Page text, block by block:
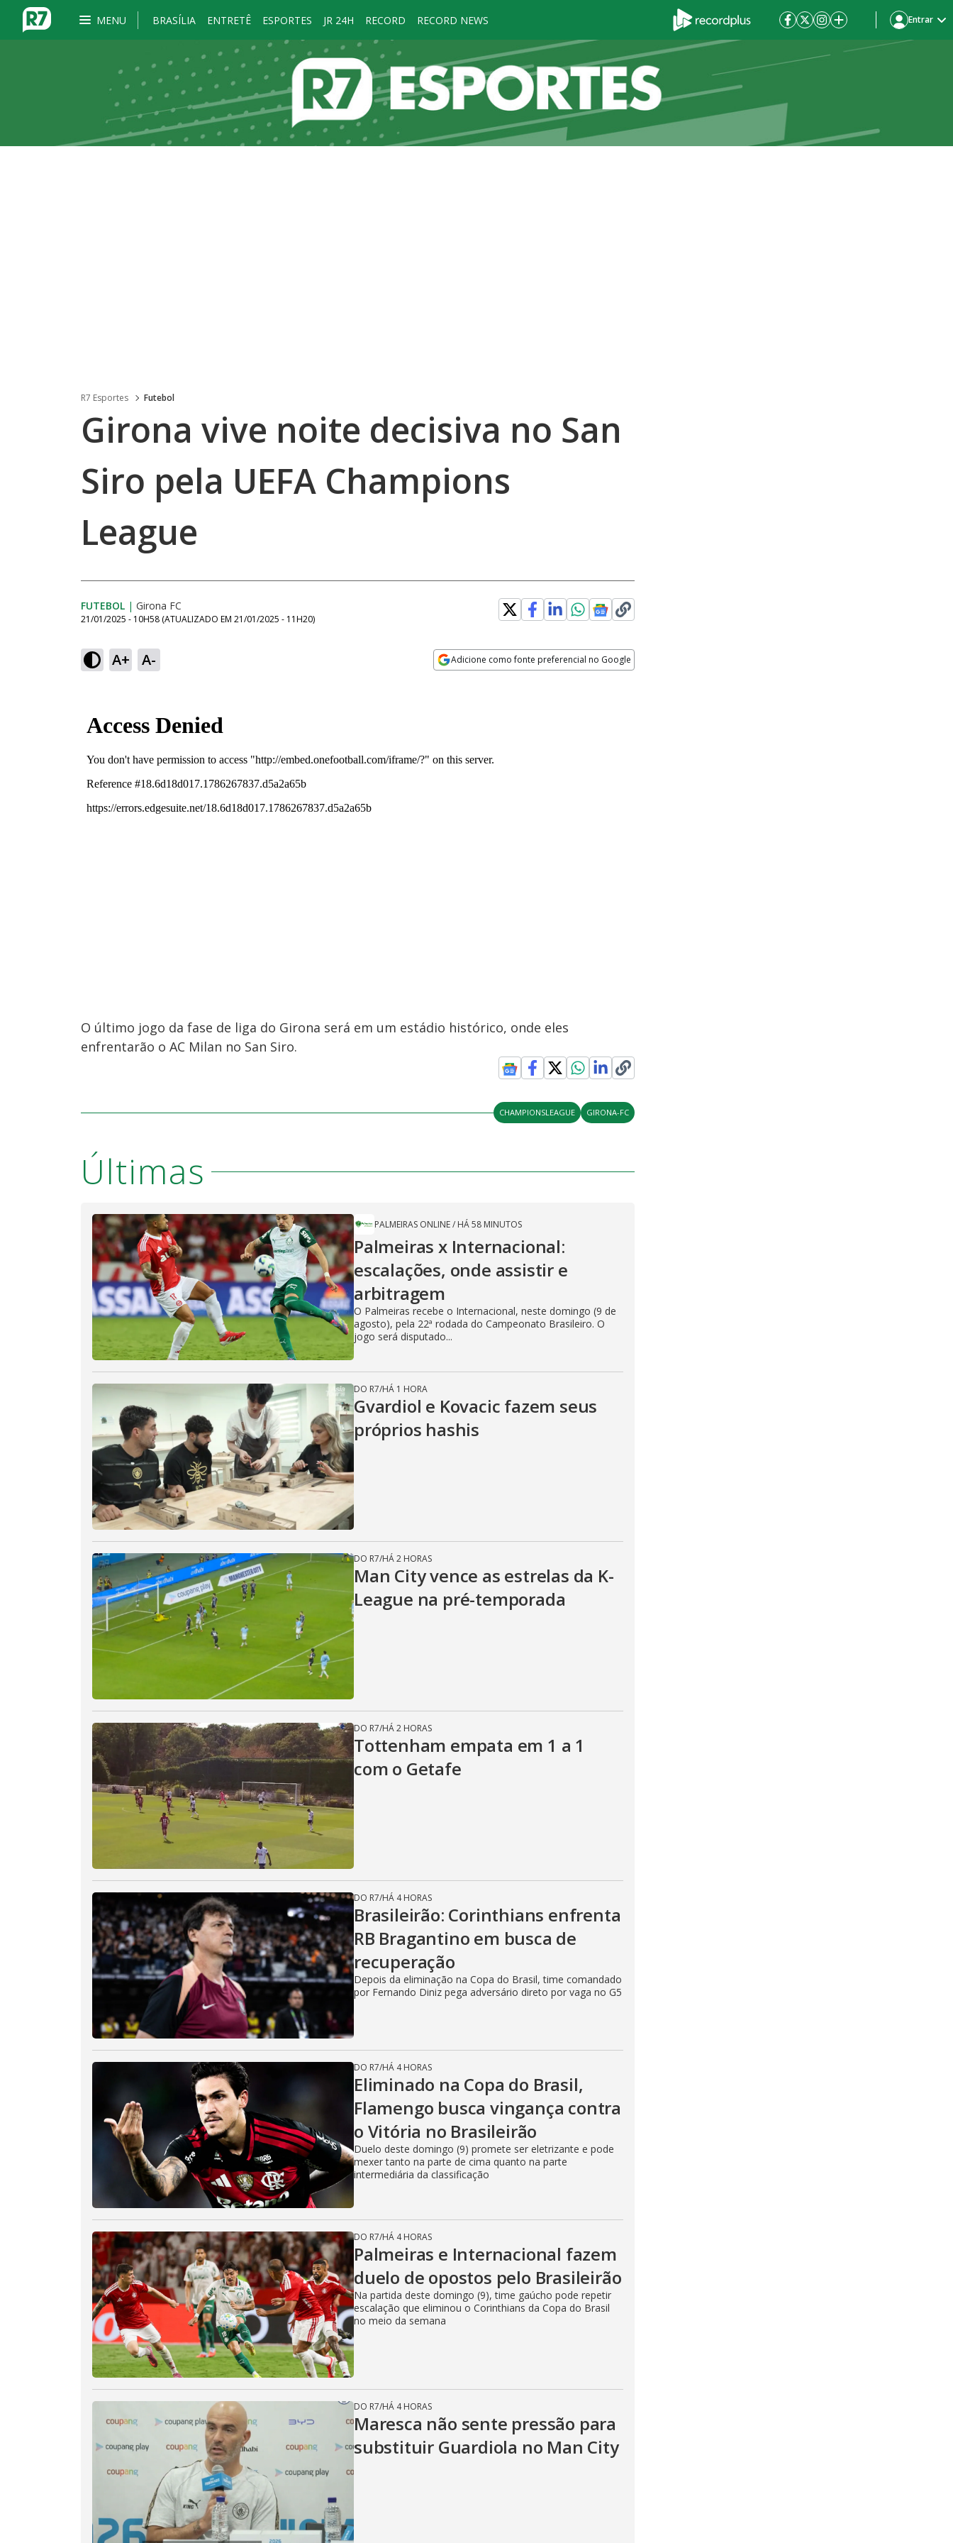
MENU BRASÍLIA ENTRETÊ ESPORTES JR 24H RECORD RECORD NEWS Entrar
R7 Esportes Futebol
Girona vive noite decisiva no San
Siro pela UEFA Champions
League
FUTEBOL | Girona FC
21/01/2025 - 10H58 (ATUALIZADO EM 21/01/2025 - 11H20)
A+ A- Adicione como fonte preferencial no Google
O último jogo da fase de liga do Girona será em um estádio histórico, onde eles
enfrentarão o AC Milan no San Siro.
CHAMPIONSLEAGUE GIRONA-FC
Últimas
PALMEIRAS ONLINE/ HÁ 58 MINUTOS
Palmeiras x Internacional:
escalações, onde assistir e
arbitragem
O Palmeiras recebe o Internacional, neste domingo (9 de
agosto), pela 22ª rodada do Campeonato Brasileiro. O
jogo será disputado...
DO R7/HÁ 1 HORA
Gvardiol e Kovacic fazem seus
próprios hashis
DO R7/HÁ 2 HORAS
Man City vence as estrelas da K-
League na pré-temporada
DO R7/HÁ 2 HORAS
Tottenham empata em 1 a 1
com o Getafe
DO R7/HÁ 4 HORAS
Brasileirão: Corinthians enfrenta
RB Bragantino em busca de
recuperação
Depois da eliminação na Copa do Brasil, time comandado
por Fernando Diniz pega adversário direto por vaga no G5
DO R7/HÁ 4 HORAS
Eliminado na Copa do Brasil,
Flamengo busca vingança contra
o Vitória no Brasileirão
Duelo deste domingo (9) promete ser eletrizante e pode
mexer tanto na parte de cima quanto na parte
intermediária da classificação
DO R7/HÁ 4 HORAS
Palmeiras e Internacional fazem
duelo de opostos pelo Brasileirão
Na partida deste domingo (9), time gaúcho pode repetir
escalação que eliminou o Corinthians da Copa do Brasil
no meio da semana
DO R7/HÁ 4 HORAS
Maresca não sente pressão para
substituir Guardiola no Man City